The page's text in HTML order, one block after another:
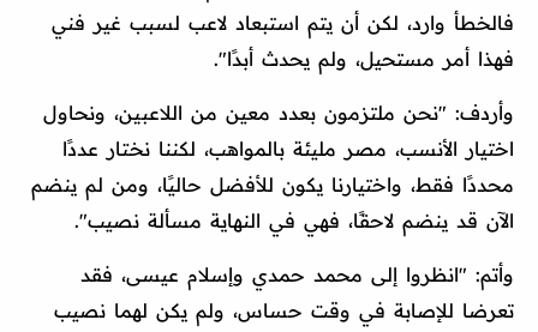
فالخطأ وارد، لكن أن يتم استبعاد لاعب لسبب غير فني
فهذا أمر مستحيل، ولم يحدث أبدًا".
وأردف: "نحن ملتزمون بعدد معين من اللاعبين، ونحاول
اختيار الأنسب، مصر مليئة بالمواهب، لكننا نختار عددًا
محددًا فقط، واختيارنا يكون للأفضل حاليًا، ومن لم ينضم
الآن قد ينضم لاحقًا، فهي في النهاية مسألة نصيب".
وأتم: "انظروا إلى محمد حمدي وإسلام عيسى، فقد
تعرضا للإصابة في وقت حساس، ولم يكن لهما نصيب